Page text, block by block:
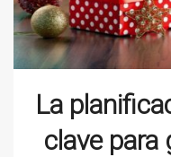
La
clave para